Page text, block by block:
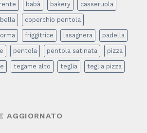
babà bakery casseruola
coperchio pentola
friggitrice lasagnera padella
pentola pentola satinata pizza
tegame alto teglia teglia pizza
AGGIORNATO